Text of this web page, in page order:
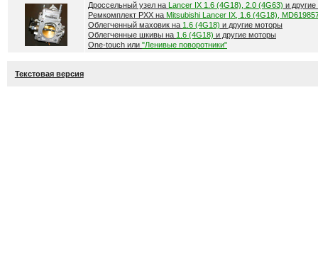
Дроссельный узел на Lancer IX 1.6 (4G18), 2.0 (4G63) и
Ремкомплект РХХ на Mitsubishi Lancer IX, 1.6 (4G18),
Облегченный маховик на 1.6 (4G18) и другие моторы
Облегченные шкивы на 1.6 (4G18) и другие моторы
One-touch или "Ленивые поворотники"
Текстовая версия